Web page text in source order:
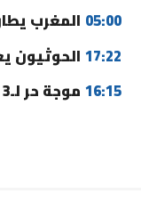
05:00 المغرب
17:22
16:15 موجة حر لـ3 أيام بعدة مناطق